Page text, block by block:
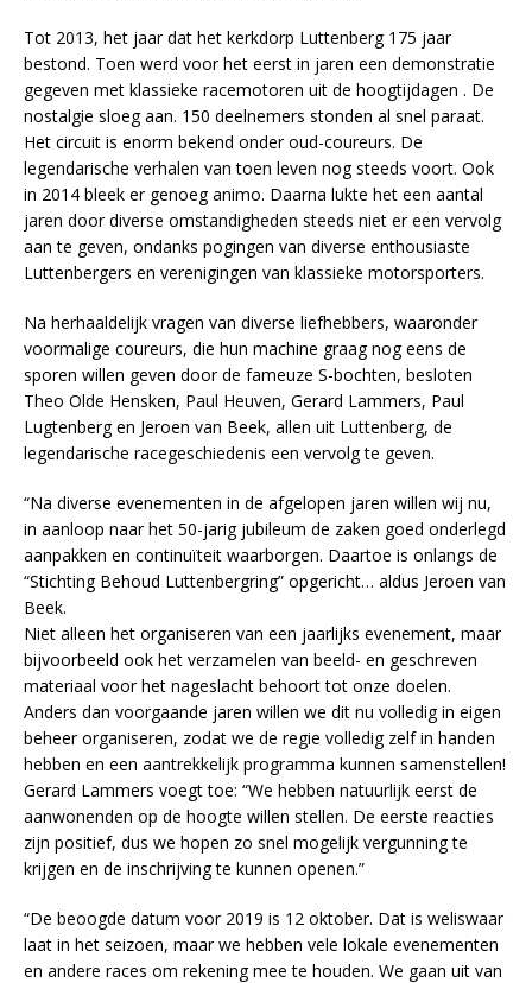
Tot 2013, het jaar dat het kerkdorp Luttenberg 175 jaar
bestond. Toen werd voor het eerst in jaren een demonstratie
gegeven met klassieke racemotoren uit de hoogtijdagen . De
nostalgie sloeg aan. 150 deelnemers stonden al snel paraat.
Het circuit is enorm bekend onder oud-coureurs. De
legendarische verhalen van toen leven nog steeds voort. Ook
in 2014 bleek er genoeg animo. Daarna lukte het een aantal
jaren door diverse omstandigheden steeds niet er een vervolg
aan te geven, ondanks pogingen van diverse enthousiaste
Luttenbergers en verenigingen van klassieke motorsporters.
Na herhaaldelijk vragen van diverse liefhebbers, waaronder
voormalige coureurs, die hun machine graag nog eens de
sporen willen geven door de fameuze S-bochten, besloten
Theo Olde Hensken, Paul Heuven, Gerard Lammers, Paul
Lugtenberg en Jeroen van Beek, allen uit Luttenberg, de
legendarische racegeschiedenis een vervolg te geven.
“Na diverse evenementen in de afgelopen jaren willen wij nu,
in aanloop naar het 50-jarig jubileum de zaken goed onderlegd
aanpakken en continuïteit waarborgen. Daartoe is onlangs de
“Stichting Behoud Luttenbergring” opgericht… aldus Jeroen van
Beek.
Niet alleen het organiseren van een jaarlijks evenement, maar
bijvoorbeeld ook het verzamelen van beeld- en geschreven
materiaal voor het nageslacht behoort tot onze doelen.
Anders dan voorgaande jaren willen we dit nu volledig in eigen
beheer organiseren, zodat we de regie volledig zelf in handen
hebben en een aantrekkelijk programma kunnen samenstellen!
Gerard Lammers voegt toe: “We hebben natuurlijk eerst de
aanwonenden op de hoogte willen stellen. De eerste reacties
zijn positief, dus we hopen zo snel mogelijk vergunning te
krijgen en de inschrijving te kunnen openen.”
“De beoogde datum voor 2019 is 12 oktober. Dat is weliswaar
laat in het seizoen, maar we hebben vele lokale evenementen
en andere races om rekening mee te houden. We gaan uit van